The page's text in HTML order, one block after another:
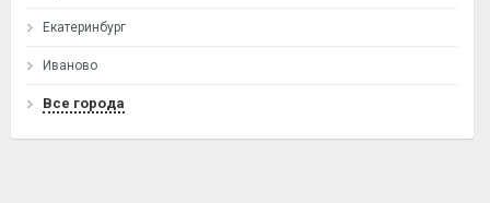
Екатеринбург
Иваново
Все города